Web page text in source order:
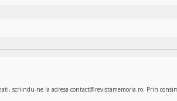
scriindu-ne la adresa contact@revistamemoria.ro. Prin